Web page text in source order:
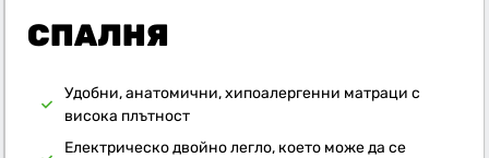
СПАЛНЯ
Удобни, анатомични, хипоалергенни матраци с
висока плътност
Електрическо двойно легло, което може да се